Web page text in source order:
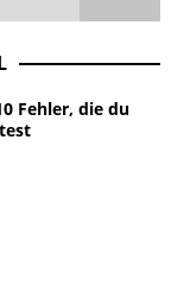
Fehler, die du